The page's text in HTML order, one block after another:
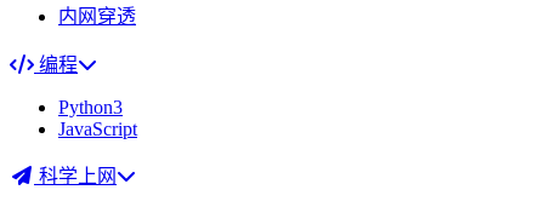
内网穿透
编程
Python3
JavaScript
科学上网